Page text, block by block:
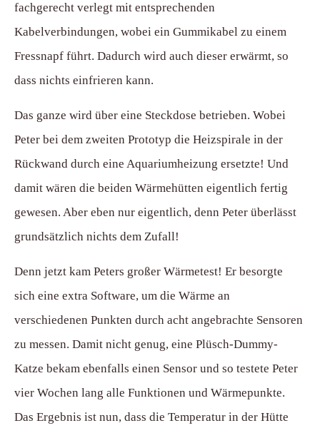
fachgerecht verlegt mit entsprechenden
Kabelverbindungen, wobei ein Gummikabel zu einem
Fressnapf führt. Dadurch wird auch dieser erwärmt, so
dass nichts einfrieren kann.
Das ganze wird über eine Steckdose betrieben. Wobei
Peter bei dem zweiten Prototyp die Heizspirale in der
Rückwand durch eine Aquariumheizung ersetzte! Und
damit wären die beiden Wärmehütten eigentlich fertig
gewesen. Aber eben nur eigentlich, denn Peter überlässt
grundsätzlich nichts dem Zufall!
Denn jetzt kam Peters großer Wärmetest! Er besorgte
sich eine extra Software, um die Wärme an
verschiedenen Punkten durch acht angebrachte Sensoren
zu messen. Damit nicht genug, eine Plüsch-Dummy-
Katze bekam ebenfalls einen Sensor und so testete Peter
vier Wochen lang alle Funktionen und Wärmepunkte.
Das Ergebnis ist nun, dass die Temperatur in der Hütte